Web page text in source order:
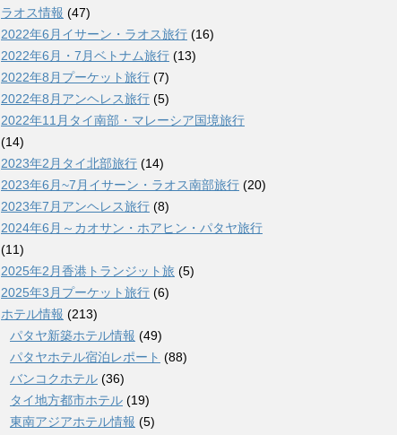
ラオス情報 (47)
2022年6月イサーン・ラオス旅行 (16)
2022年6月・7月ベトナム旅行 (13)
2022年8月プーケット旅行 (7)
2022年8月アンヘレス旅行 (5)
2022年11月タイ南部・マレーシア国境旅行
(14)
2023年2月タイ北部旅行 (14)
2023年6月~7月イサーン・ラオス南部旅行 (20)
2023年7月アンヘレス旅行 (8)
2024年6月～カオサン・ホアヒン・パタヤ旅行
(11)
2025年2月香港トランジット旅 (5)
2025年3月プーケット旅行 (6)
ホテル情報 (213)
パタヤ新築ホテル情報 (49)
パタヤホテル宿泊レポート (88)
バンコクホテル (36)
タイ地方都市ホテル (19)
東南アジアホテル情報 (5)